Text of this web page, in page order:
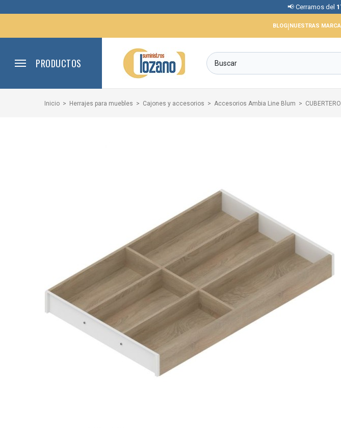
📢 Cerramos del17 al 31 de
BLOG|NUESTRAS
PRODUCTOS
Inicio Herrajes para muebles Cajones y accesorios Accesorios Ambia Line Blum